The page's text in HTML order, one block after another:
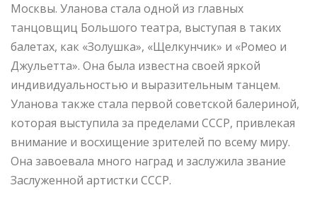
Москвы. Уланова стала одной из главных
танцовщиц Большого театра, выступая в таких
балетах, как «Золушка», «Щелкунчик» и «Ромео и
Джульетта». Она была известна своей яркой
индивидуальностью и выразительным танцем.
Уланова также стала первой советской балериной,
которая выступила за пределами СССР, привлекая
внимание и восхищение зрителей по всему миру.
Она завоевала много наград и заслужила звание
Заслуженной артистки СССР.